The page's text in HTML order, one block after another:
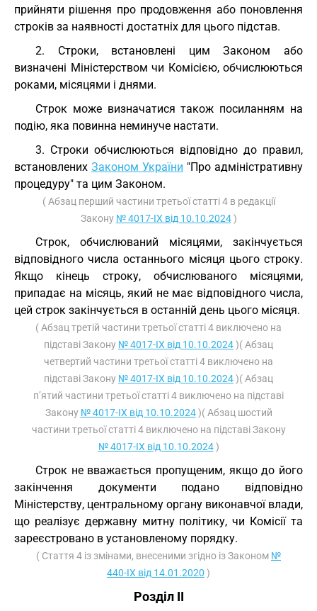
прийняти рішення про продовження або поновлення
строків за наявності достатніх для цього підстав.
2. Строки, встановлені цим Законом або
визначені Міністерством чи Комісією, обчислюються
роками, місяцями і днями.
Строк може визначатися також посиланням на
подію, яка повинна неминуче настати.
3. Строки обчислюються відповідно до правил,
встановлених Законом України "Про адміністративну
процедуру" та цим Законом.
( Абзац перший частини третьої статті 4 в редакції
Закону № 4017-IX від 10.10.2024)
Строк, обчислюваний місяцями, закінчується
відповідного числа останнього місяця цього строку.
Якщо кінець строку, обчислюваного місяцями,
припадає на місяць, який не має відповідного числа,
цей строк закінчується в останній день цього місяця.
( Абзац третій частини третьої статті 4 виключено на
підставі Закону № 4017-IX від 10.10.2024)( Абзац
четвертий частини третьої статті 4 виключено на
підставі Закону № 4017-IX від 10.10.2024)( Абзац
п’ятий частини третьої статті 4 виключено на підставі
Закону № 4017-IX від 10.10.2024)( Абзац шостий
частини третьої статті 4 виключено на підставі Закону
№ 4017-IX від 10.10.2024)
Строк не вважається пропущеним, якщо до його
закінчення документи подано відповідно
Міністерству, центральному органу виконавчої влади,
що реалізує державну митну політику, чи Комісії та
зареєстровано в установленому порядку.
( Стаття 4 із змінами, внесеними згідно із Законом №
440-IX від 14.01.2020 )
Розділ II